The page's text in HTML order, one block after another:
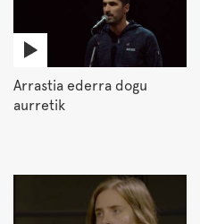
Arrastia ederra dogu
aurretik